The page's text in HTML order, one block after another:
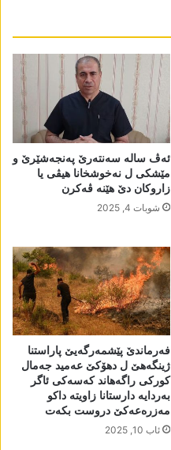
ئەڤ سالە سەنتەرێ پەنجەشێرێ و
مێشکی ل نەخوشخانا ھیڤی یا
زاروکان دێ ھێنە ڤەکرن
شوبات 4, 2025
فەرماندێ پێشمەرگەیێ پاراستنا
ژینگەھێ ل دھۆکێ عەمید جەمال
کورکی راگەھاند کەسەکی ئاگر
بەردایە دارستانا زاویتە داکو
مەزرەعەکێ دروست بکەت
ئاب 10, 2025